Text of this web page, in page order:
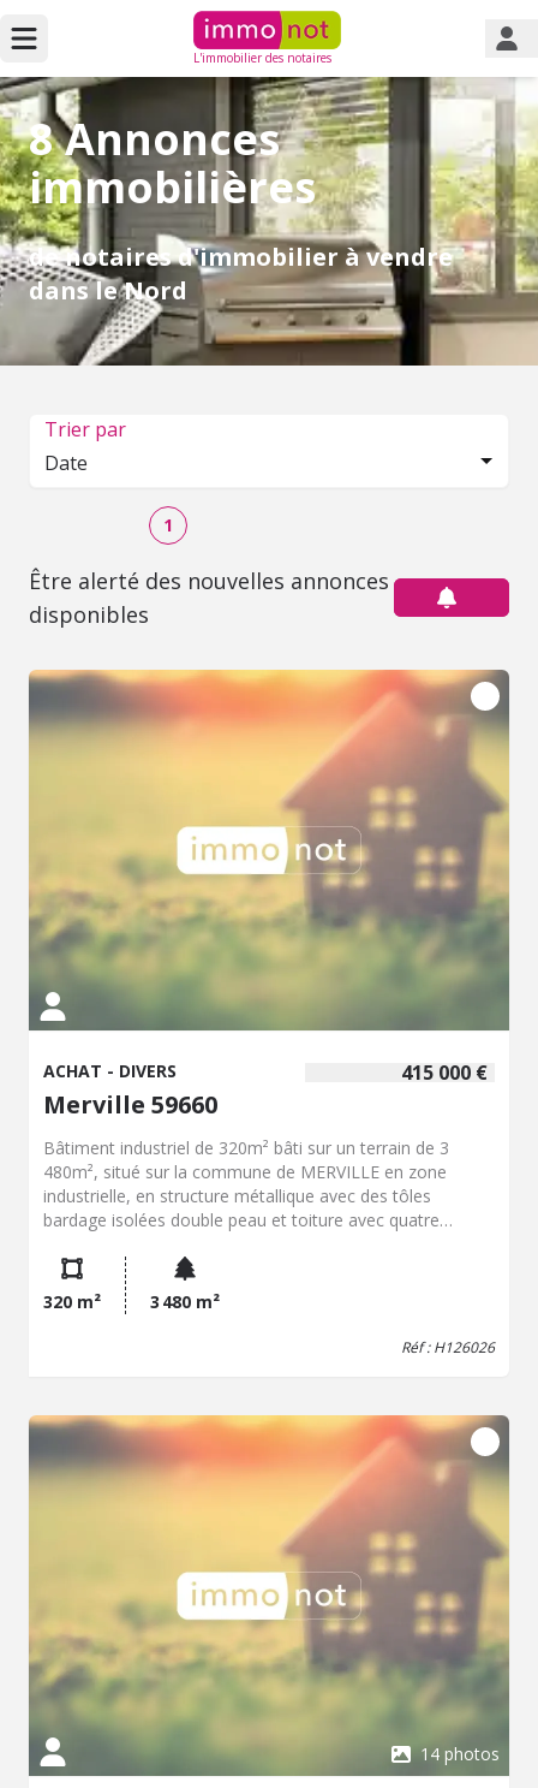
L'immobilier des notaires
8 Annonces
immobilières
de notaires d'immobilier à vendre
dans le Nord
Trier par
Date
1
Être alerté des nouvelles annonces
disponibles
415 000 €
ACHAT - DIVERS
Merville 59660
Bâtiment industriel de 320m² bâti sur un terrain de 3
480m², situé sur la commune de MERVILLE en zone
industrielle, en structure métallique avec des tôles
bardage isolées double peau et toiture avec quatre
équipé d'un pont roulant de 5 tonnes de marque Verlinde
sur toute la longueur du bâtiment et d'une porte
sectionnelle motorisée. L'immeuble dispose d'un espace
sanitaire comprenant un wc et un lavabo, et sur toute la
préfabriqué de type Algéco double, de deux modules de
2,40 x 6 mètres, avec une première partie en bureaux et
la seconde partie en salle de pause, complète ce bien. A
l'entrée, se trouve un parking bitumé de la largeur du
bâtiment. Équipements : Compteur eau, électricité,
bâtiment clôturé disposant d'un portail d'accès La partie
gauche du terrain peut permettre la construction d'un
second bâtiment.
320 m² 3 480 m²
Réf : H126026
14 photos